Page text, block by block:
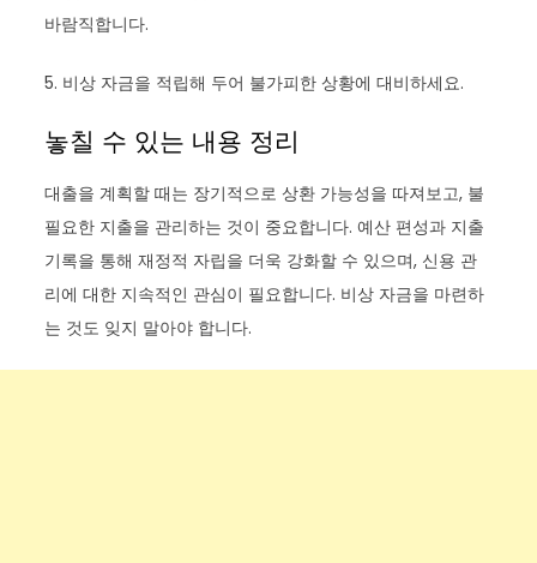
바람직합니다.
5. 비상 자금을 적립해 두어 불가피한 상황에 대비하세요.
놓칠 수 있는 내용 정리
대출을 계획할 때는 장기적으로 상환 가능성을 따져보고, 불
필요한 지출을 관리하는 것이 중요합니다. 예산 편성과 지출
기록을 통해 재정적 자립을 더욱 강화할 수 있으며, 신용 관
리에 대한 지속적인 관심이 필요합니다. 비상 자금을 마련하
는 것도 잊지 말아야 합니다.